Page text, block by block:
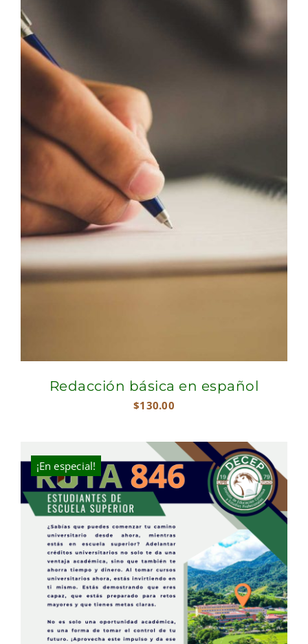
Redacción básica en español
$130.00
¡En especial!